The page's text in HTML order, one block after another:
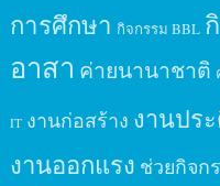
การศึกษา กิจกรรม BBL
อาสา ค่ายนานาชาติ
IT งานก่อสร้าง งานปร
งานออกแรง ช่วยกิจก